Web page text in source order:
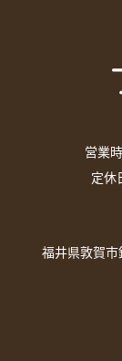
営業
定休
福井県敦賀市